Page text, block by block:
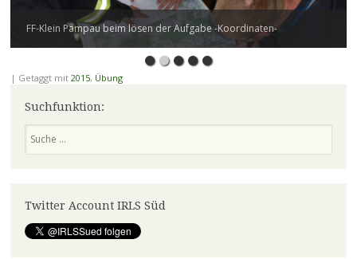
FF-Klein Pampau beim lösen der Aufgabe -Koordinaten-
| Getaggt mit 2015, Übung
Suchfunktion:
Twitter Account IRLS Süd